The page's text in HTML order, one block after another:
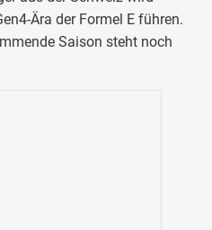
Ära der Formel E führen.
Saison steht noch